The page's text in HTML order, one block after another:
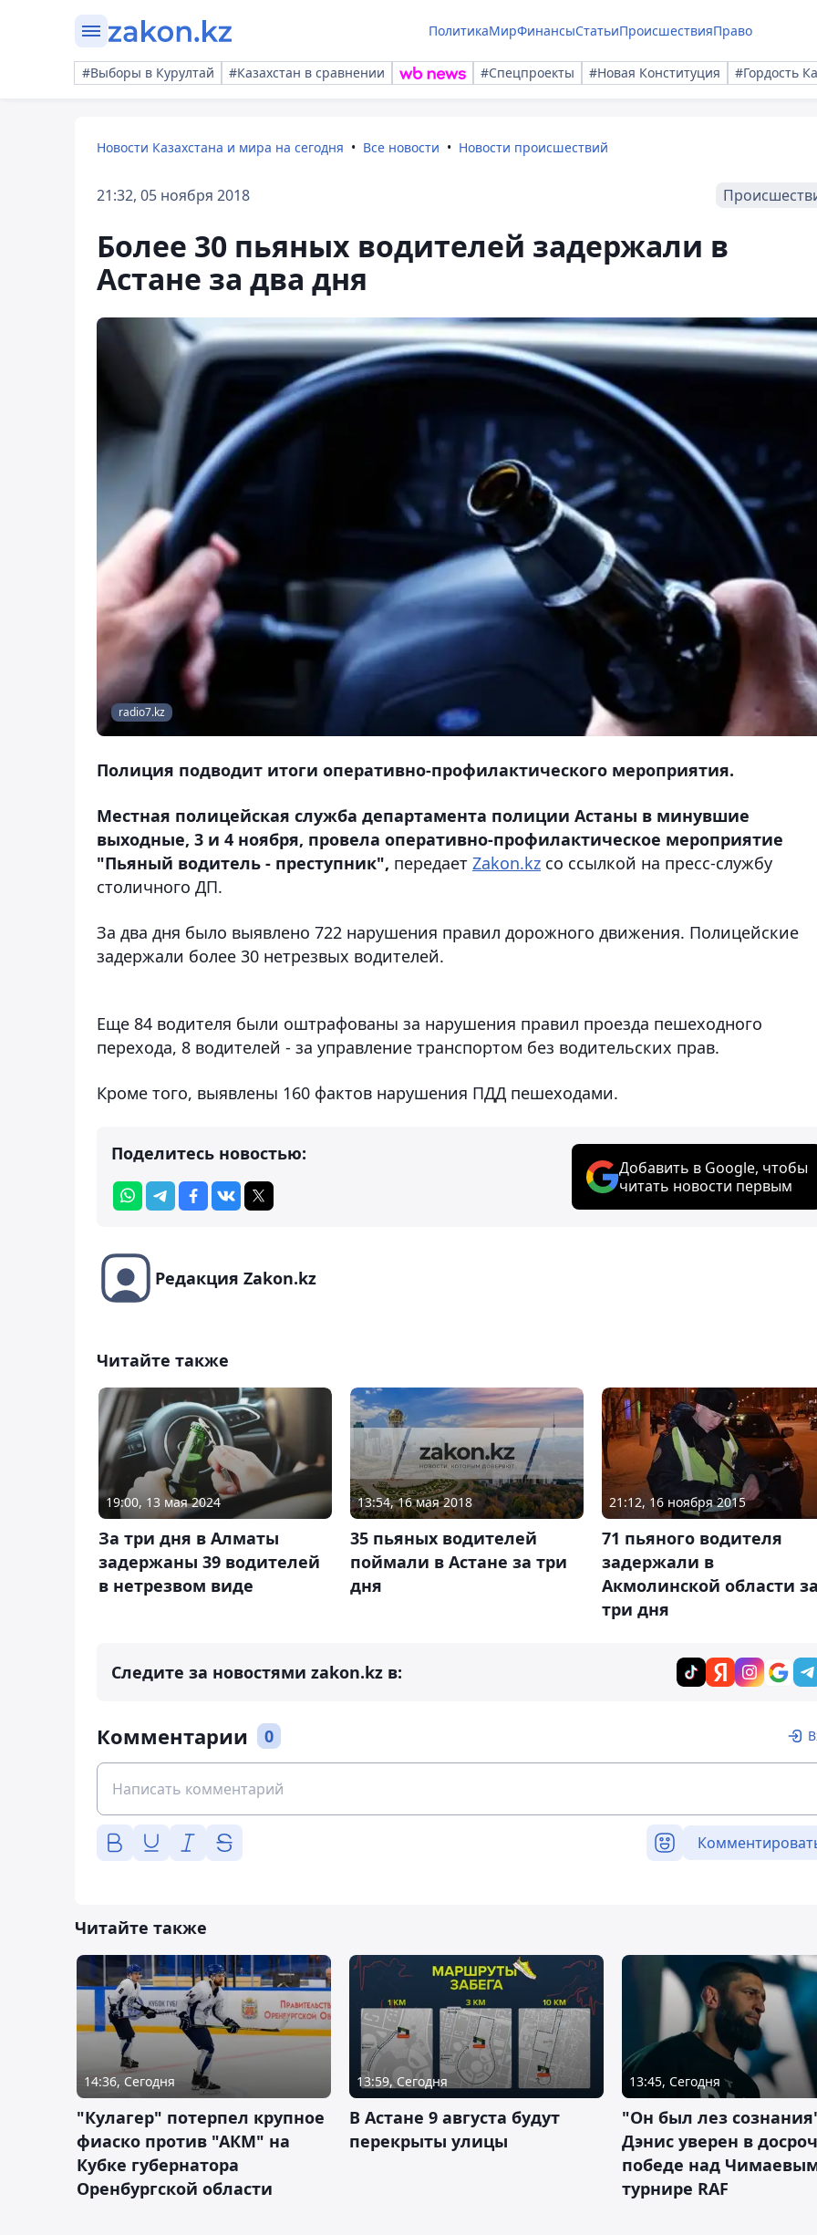
ПолитикаМирФинансыСтатьиПроисшествияПраво
#Выборы в Курултай #Казахстан в сравнении #Спецпроекты #Новая Конституция #Гордость
Новости Казахстана и мира на сегодня Все новости Новости происшествий
21:32, 05 ноября 2018
Более 30 пьяных водителей задержали в
Астане за два дня
radio7.kz
Полиция подводит итоги оперативно-профилактического мероприятия.
Местная полицейская служба департамента полиции Астаны в минувшие
выходные, 3 и 4 ноября, провела оперативно-профилактическое мероприятие
"Пьяный водитель - преступник", передает Zakon.kz со ссылкой на пресс-службу
столичного ДП.
За два дня было выявлено 722 нарушения правил дорожного движения. Полицейские
задержали более 30 нетрезвых водителей.
Еще 84 водителя были оштрафованы за нарушения правил проезда пешеходного
перехода, 8 водителей - за управление транспортом без водительских прав.
Кроме того, выявлены 160 фактов нарушения ПДД пешеходами.
Поделитесь новостью:
Добавить в Google, чтобы
читать новости первым
Редакция Zakon.kz
Читайте также
19:00, 13 мая 2024
За три дня в Алматы
задержаны 39 водителей
в нетрезвом виде
13:54, 16 мая 2018
35 пьяных водителей
поймали в Астане за три
дня
21:12, 16 ноября 2015
71 пьяного водителя
задержали в
Акмолинской области
три дня
Следите за новостями zakon.kz в:
Комментарии 0
Читайте также
14:36, Сегодня
"Кулагер" потерпел крупное
фиаско против "АКМ" на
Кубке губернатора
Оренбургской области
13:59, Сегодня
В Астане 9 августа будут
перекрыты улицы
13:45, Сегодня
"Он был лез
Дэнис уверен в
победе над
турнире RAF